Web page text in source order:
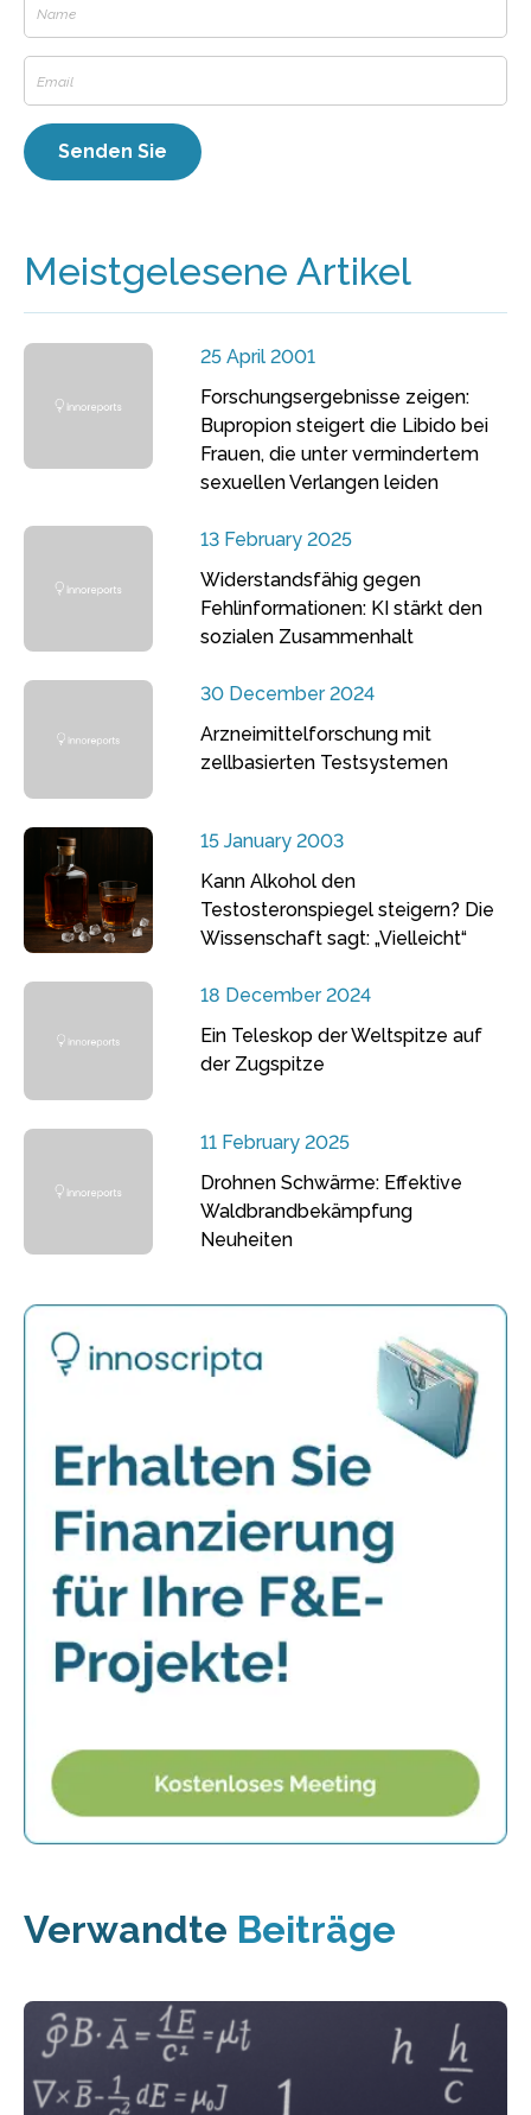
Meistgelesene Artikel
25 April 2001
Forschungsergebnisse zeigen:
Bupropion steigert die Libido bei
Frauen, die unter vermindertem
sexuellen Verlangen leiden
13 February 2025
Widerstandsfähig gegen
Fehlinformationen: KI stärkt den
sozialen Zusammenhalt
30 December 2024
Arzneimittelforschung mit
zellbasierten Testsystemen
15 January 2003
Kann Alkohol den
Testosteronspiegel steigern? Die
Wissenschaft sagt: „Vielleicht“
18 December 2024
Ein Teleskop der Weltspitze auf
der Zugspitze
11 February 2025
Drohnen Schwärme: Effektive
Waldbrandbekämpfung
Neuheiten
Verwandte Beiträge